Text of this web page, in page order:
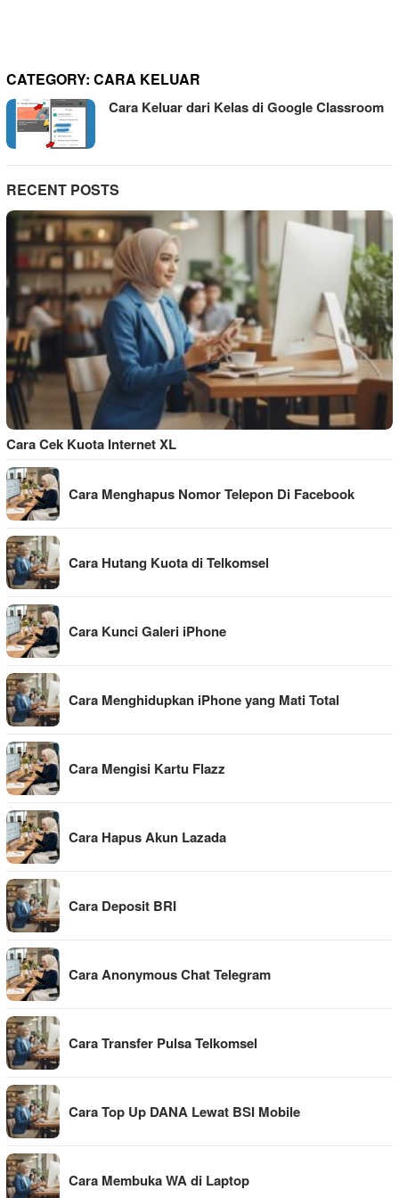
CATEGORY: CARA KELUAR
Cara Keluar dari Kelas di Google Classroom
RECENT POSTS
Cara Cek Kuota Internet XL
Cara Menghapus Nomor Telepon Di Facebook
Cara Hutang Kuota di Telkomsel
Cara Kunci Galeri iPhone
Cara Menghidupkan iPhone yang Mati Total
Cara Mengisi Kartu Flazz
Cara Hapus Akun Lazada
Cara Deposit BRI
Cara Anonymous Chat Telegram
Cara Transfer Pulsa Telkomsel
Cara Top Up DANA Lewat BSI Mobile
Cara Membuka WA di Laptop